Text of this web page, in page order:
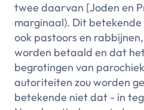
twee daarvan [Joden en
marginaal). Dit
ook pastoors en
worden betaald en dat
begrotingen van
autoriteiten zou worden
betekende niet dat - in